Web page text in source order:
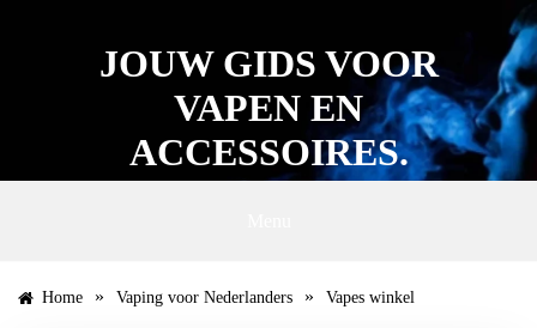
JOUW GIDS VOOR
VAPEN EN
ACCESSOIRES.
Home » Vaping voor Nederlanders » Vapes winkel